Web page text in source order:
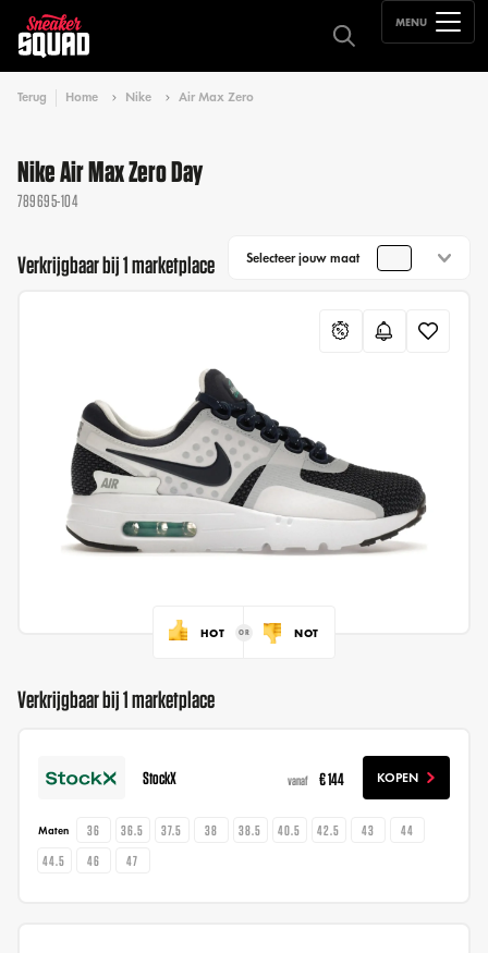
MENU
Terug Home Nike Air Max Zero
Nike Air Max Zero Day
789695-104
Verkrijgbaar bij 1 marketplace Selecteer jouw maat
HOT NOT
Verkrijgbaar bij 1 marketplace
StockX vanaf € 144 KOPEN
Maten 36 36.5 37.5 38 38.5 40.5 42.5 43
44
44.5
46 47